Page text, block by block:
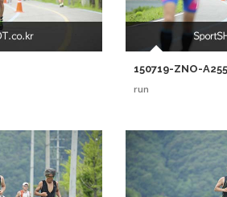
150719-ZNO-
run